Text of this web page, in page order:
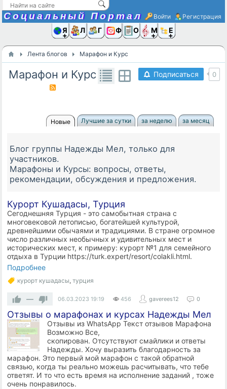
Социальный Портал Войти Регистрация
Я иЛюди
Группы
Фото Ещё
Лента блогов Марафон и Курс
Подписаться 0
Марафон и Курс
Новые Лучшие за сутки за неделю за месяц
Блог группы Надежды Мел, только для
участников.
Марафоны и Курсы: вопросы, ответы,
рекомендации, обсуждения и предложения.
Курорт Кушадасы, Турция
Сегоднешняя Турция - это самобытная страна с
многовековой летописью, богатейшей культурой,
древнейшими обычаями и традициями. В стране огромное
число различных необычных и удивительных мест и
исторических мест, к примеру: курорт №1 для семейного
отдыха в Турции https://turk.expert/resort/colakli.html.
Подробнее
курорт кушадасы,турция
— 06.03.2023 19:19 456 gaverees12 0
Отзывы о марафонах и курсах Надежды Мел
Отзывы из WhatsApp Текст отзывов Марафона
Возможно Все,
скопирован. Отсутствуют смайлики и ответы
Надежды. Хочу выразить благодарность за
марафон. Это первый мой марафон с такой обратной
связью, когда ты реально можешь расчитывать, что тебе
ответят. И то что есть время на исполнение заданий , тоже
очень понравилось.